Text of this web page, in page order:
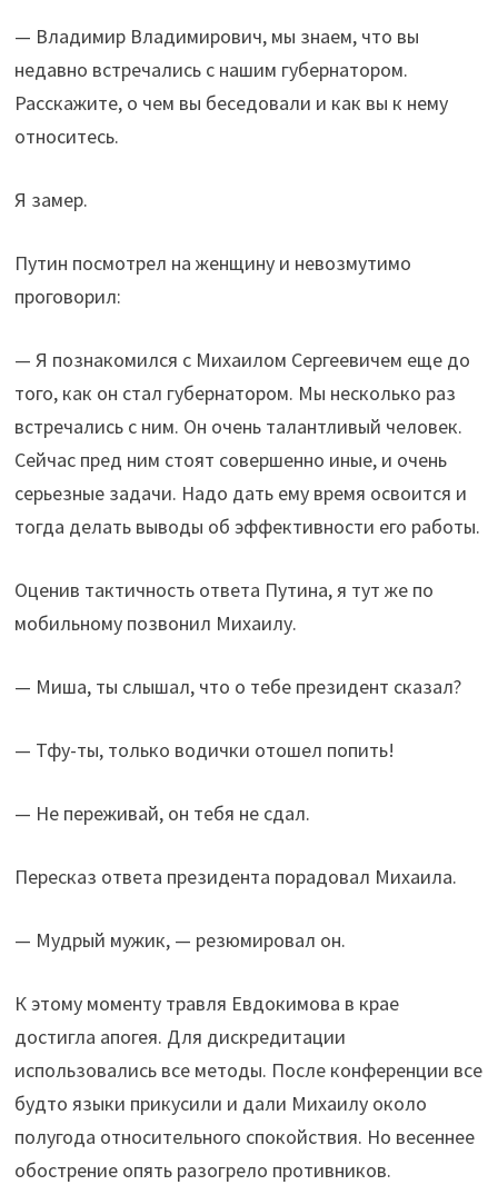
— Владимир Владимирович, мы знаем, что вы
недавно встречались с нашим губернатором.
Расскажите, о чем вы беседовали и как вы к нему
относитесь.
Я замер.
Путин посмотрел на женщину и невозмутимо
проговорил:
— Я познакомился с Михаилом Сергеевичем еще до
того, как он стал губернатором. Мы несколько раз
встречались с ним. Он очень талантливый человек.
Сейчас пред ним стоят совершенно иные, и очень
серьезные задачи. Надо дать ему время освоится и
тогда делать выводы об эффективности его работы.
Оценив тактичность ответа Путина, я тут же по
мобильному позвонил Михаилу.
— Миша, ты слышал, что о тебе президент сказал?
— Тфу-ты, только водички отошел попить!
— Не переживай, он тебя не сдал.
Пересказ ответа президента порадовал Михаила.
— Мудрый мужик, — резюмировал он.
К этому моменту травля Евдокимова в крае
достигла апогея. Для дискредитации
использовались все методы. После конференции все
будто языки прикусили и дали Михаилу около
полугода относительного спокойствия. Но весеннее
обострение опять разогрело противников.